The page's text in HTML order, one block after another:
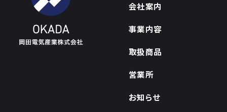
会社案内
事業内容
取扱商品
営業所
お知らせ